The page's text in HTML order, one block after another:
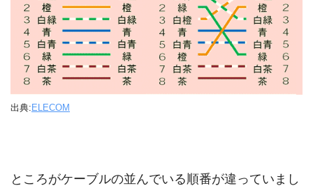
出典: ELECOM
ところがケーブルの並んでいる順番が違っていまし